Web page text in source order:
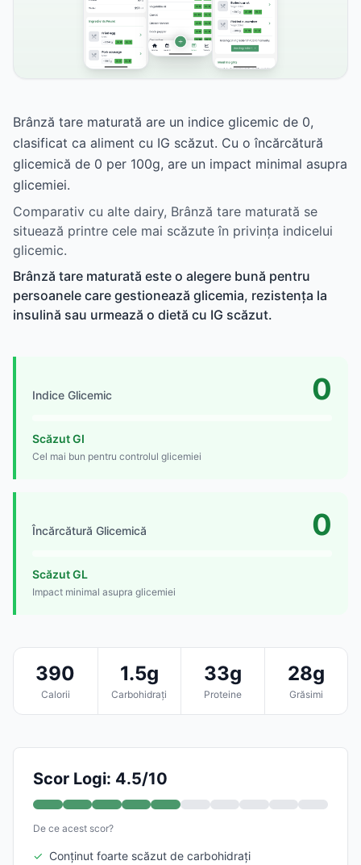
Brânză tare maturată are un indice glicemic de 0,
clasificat ca aliment cu IG scăzut. Cu o încărcătură
glicemică de 0 per 100g, are un impact minimal asupra
glicemiei.
Comparativ cu alte dairy, Brânză tare maturată se
situează printre cele mai scăzute în privința indicelui
glicemic.
Brânză tare maturată este o alegere bună pentru
persoanele care gestionează glicemia, rezistența la
insulină sau urmează o dietă cu IG scăzut.
Indice Glicemic 0
Scăzut GI
Cel mai bun pentru controlul glicemiei
Încărcătură Glicemică 0
Scăzut GL
Impact minimal asupra glicemiei
390
Calorii
1.5g
Carbohidrați
33g
Proteine
28g
Grăsimi
Scor Logi: 4.5/10
De ce acest scor?
✓ Conținut foarte scăzut de carbohidrați